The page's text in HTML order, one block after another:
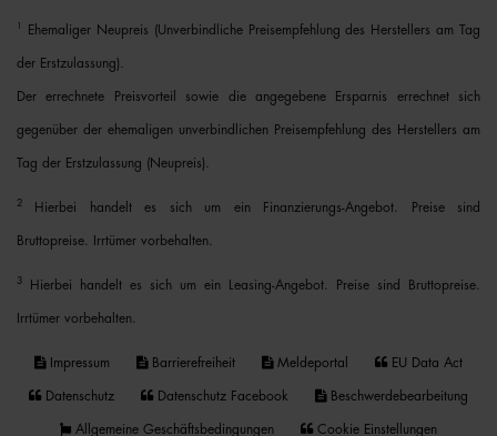
Ehemaliger Neupreis (Unverbindliche Preisempfehlung des Herstellers am Tag
der Erstzulassung).
Der errechnete Preisvorteil sowie die angegebene Ersparnis errechnet sich
gegenüber der ehemaligen unverbindlichen Preisempfehlung des Herstellers am
Tag der Erstzulassung (Neupreis).
2 Hierbei handelt es sich um ein Finanzierungs-Angebot. Preise sind
Bruttopreise. Irrtümer vorbehalten.
3 Hierbei handelt es sich um ein Leasing-Angebot. Preise sind Bruttopreise.
Irrtümer vorbehalten.
Impressum Barrierefreiheit Meldeportal EU Data Act
Datenschutz Datenschutz Facebook Beschwerdebearbeitung
Allgemeine Geschäftsbedingungen Cookie Einstellungen